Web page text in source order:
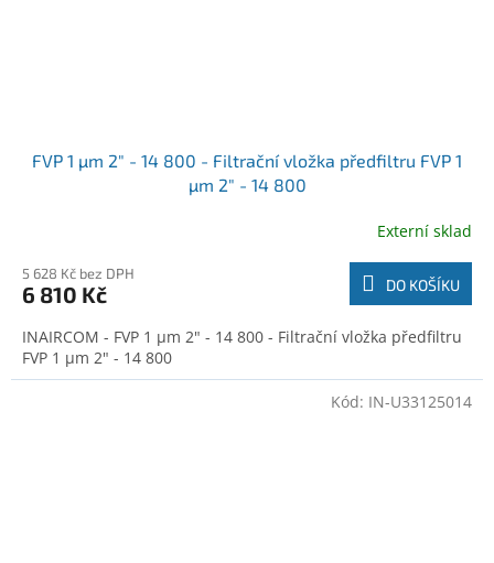
FVP 1 µm 2" - 14 800 - Filtrační vložka předfiltru FVP 1
µm 2" - 14 800
Externí sklad
5 628 Kč bez DPH
6 810 Kč DO KOŠÍKU
INAIRCOM - FVP 1 µm 2" - 14 800 - Filtrační vložka předfiltru
FVP 1 µm 2" - 14 800
Kód: IN-U33125014